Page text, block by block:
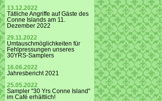
13.12.2022
Tätliche Angriffe auf Gäste des
Conne Islands am 11.
Dezember 2022
29.11.2022
Umtauschmöglichkeiten für
Fehlpressungen unseres
30YRS-Samplers
16.06.2022
Jahresbericht 2021
25.05.2022
Sampler "30 Yrs Conne Island"
im Café erhältlich!